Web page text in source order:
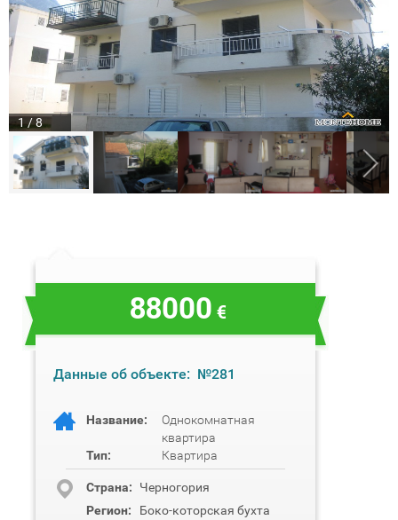
1 / 8
88000 €
Данные об объекте: №281
Название:
Однокомнатная
квартира
Тип:
Квартира
Cтрана:
Черногория
Регион:
Боко-которская бухта